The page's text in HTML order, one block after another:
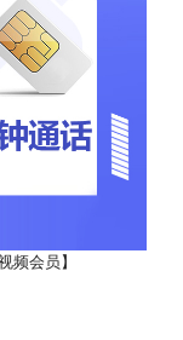
会员】